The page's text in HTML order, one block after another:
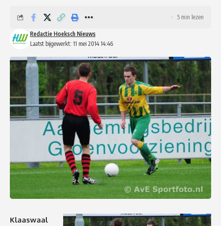
Laatst bijgewerkt: 11 mei 2014 14:46
Redactie Hoeksch Nieuws
5 min lezen
Klaaswaal